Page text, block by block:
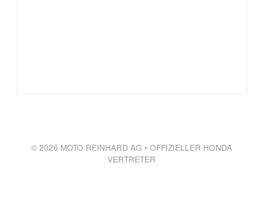
© 2026 MOTO REINHARD AG • OFFIZIELLER HONDA
VERTRETER